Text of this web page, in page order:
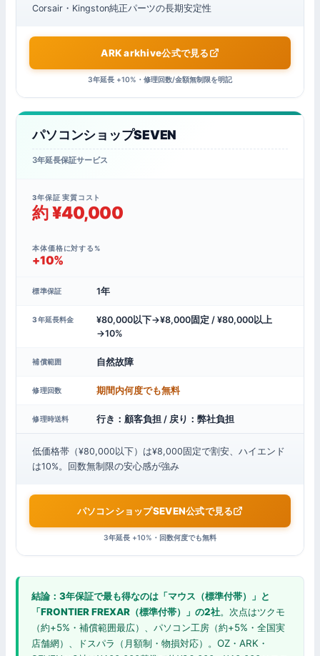
Corsair・Kingston純正パーツの長期安定性
ARK arkhive公式で見る
3年延長 +10%・修理回数/金額無制限を明記
パソコンショップSEVEN
3年延長保証サービス
3年保証 実質コスト
約 ¥40,000
本体価格に対する%
+10%
標準保証 1年
3年延長料金
¥80,000以下→¥8,000固定 / ¥80,000以上
→10%
補償範囲 自然故障
修理回数 期間内何度でも無料
修理時送料 行き：顧客負担 / 戻り：弊社負担
低価格帯（¥80,000以下）は¥8,000固定で割安、ハイエンド
は10%。回数無制限の安心感が強み
パソコンショップSEVEN公式で見る
3年延長 +10%・回数何度でも無料
結論：3年保証で最も得なのは「マウス（標準付帯）」と
「FRONTIER FREXAR（標準付帯）」の2社。次点はツクモ
（約+5%・補償範囲最広）、パソコン工房（約+5%・全国実
店舗網）、ドスパラ（月額制・物損対応）。OZ・ARK・